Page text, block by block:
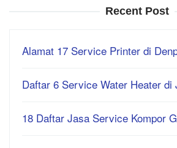
Recent Post
Alamat 17 Service Printer di
Daftar 6 Service Water Heater
18 Daftar Jasa Service Kompor